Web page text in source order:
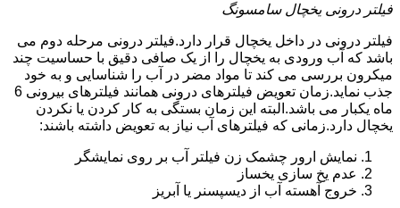
فیلتر درونی یخچال سامسونگ
فیلتر درونی در داخل یخچال قرار دارد.فیلتر درونی مرحله دوم می
باشد که آب ورودی به یخچال را از یک صافی دقیق با حساسیت چند
میکرون بررسی می کند تا مواد مضر در آب را شناسایی و به خود
جذب نماید.زمان تعویض فیلترهای درونی همانند فیلترهای بیرونی 6
ماه یکبار می باشد.البته این زمان بستگی به کار کردن یا نکردن
یخچال دارد.زمانی که فیلترهای آب نیاز به تعویض داشته باشند:
نمایش ارور چشمک زن فیلتر آب بر روی نمایشگر
عدم یخ سازی یخساز
خروج آهسته آب از دیسپسنر یا آبریز